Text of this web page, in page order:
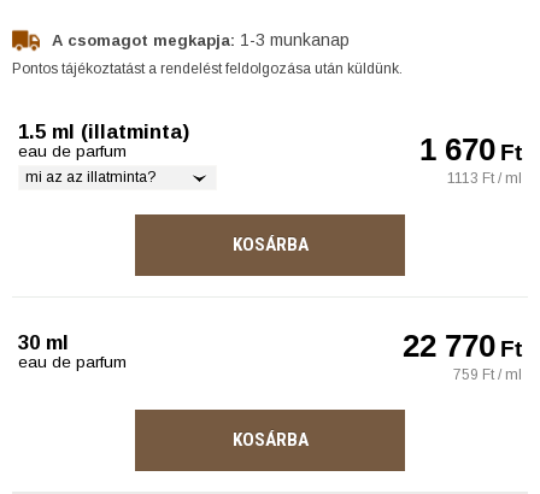
A csomagot megkapja: 1-3 munkanap
Pontos tájékoztatást a rendelést feldolgozása után küldünk.
1.5 ml (illatminta)
eau de parfum
mi az az illatminta?
1 670Ft
1113 Ft / ml
KOSÁRBA
30 ml
eau de parfum 22 770Ft
759 Ft / ml
KOSÁRBA